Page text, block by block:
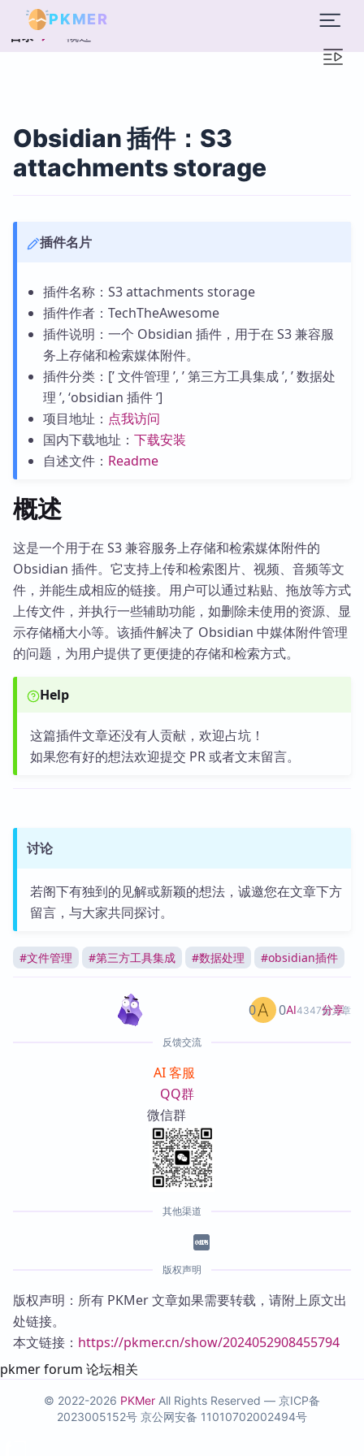
PKMER
目录 概述
Obsidian 插件：S3
attachments storage
插件名片
插件名称：S3 attachments storage
插件作者：TechTheAwesome
插件说明：一个 Obsidian 插件，用于在 S3 兼容服
务上存储和检索媒体附件。
插件分类：[’ 文件管理 ’, ’ 第三方工具集成 ’, ’ 数据处
理 ’, ‘obsidian 插件 ‘]
项目地址： 点我访问
国内下载地址： 下载安装
自述文件： Readme
概述
这是一个用于在 S3 兼容服务上存储和检索媒体附件的
Obsidian 插件。它支持上传和检索图片、视频、音频等文
件，并能生成相应的链接。用户可以通过粘贴、拖放等方式
上传文件，并执行一些辅助功能，如删除未使用的资源、显
示存储桶大小等。该插件解决了 Obsidian 中媒体附件管理
的问题，为用户提供了更便捷的存储和检索方式。
Help
这篇插件文章还没有人贡献，欢迎占坑！
如果您有好的想法欢迎提交 PR 或者文末留言。
讨论
若阁下有独到的见解或新颖的想法，诚邀您在文章下方
留言，与大家共同探讨。
#文件管理 #第三方工具集成 #数据处理 #obsidian插件
AI4347篇文章
0 0 分享
反馈交流
AI 客服
QQ群
微信群
其他渠道
版权声明
版权声明：所有 PKMer 文章如果需要转载，请附上原文出
处链接。
本文链接： https://pkmer.cn/show/2024052908455794
pkmer forum 论坛相关
© 2022-2026 PKMer All Rights Reserved — 京ICP备
2023005152号 京公网安备 11010702002494号